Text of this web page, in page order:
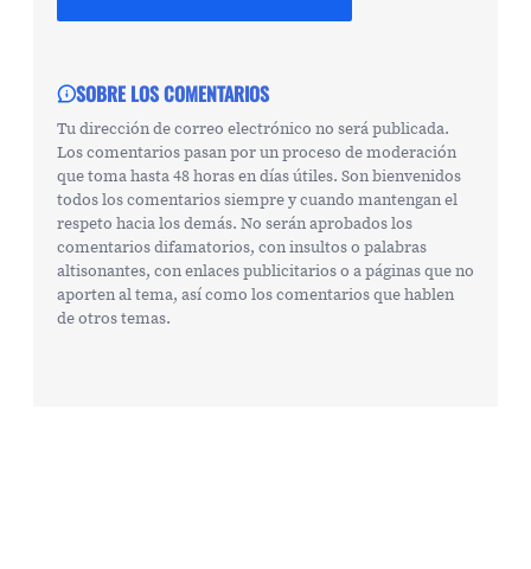
SOBRE LOS COMENTARIOS
Tu dirección de correo electrónico no será publicada.
Los comentarios pasan por un proceso de moderación
que toma hasta 48 horas en días útiles. Son bienvenidos
todos los comentarios siempre y cuando mantengan el
respeto hacia los demás. No serán aprobados los
comentarios difamatorios, con insultos o palabras
altisonantes, con enlaces publicitarios o a páginas que no
aporten al tema, así como los comentarios que hablen
de otros temas.